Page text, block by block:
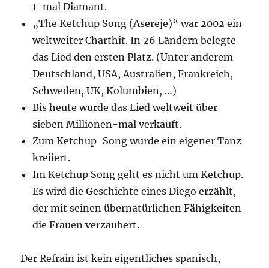
1-mal Diamant.
„The Ketchup Song (Asereje)“ war 2002 ein
weltweiter Charthit. In 26 Ländern belegte
das Lied den ersten Platz. (Unter anderem
Deutschland, USA, Australien, Frankreich,
Schweden, UK, Kolumbien, …)
Bis heute wurde das Lied weltweit über
sieben Millionen-mal verkauft.
Zum Ketchup-Song wurde ein eigener Tanz
kreiiert.
Im Ketchup Song geht es nicht um Ketchup.
Es wird die Geschichte eines Diego erzählt,
der mit seinen übernatürlichen Fähigkeiten
die Frauen verzaubert.
Der Refrain ist kein eigentliches spanisch,